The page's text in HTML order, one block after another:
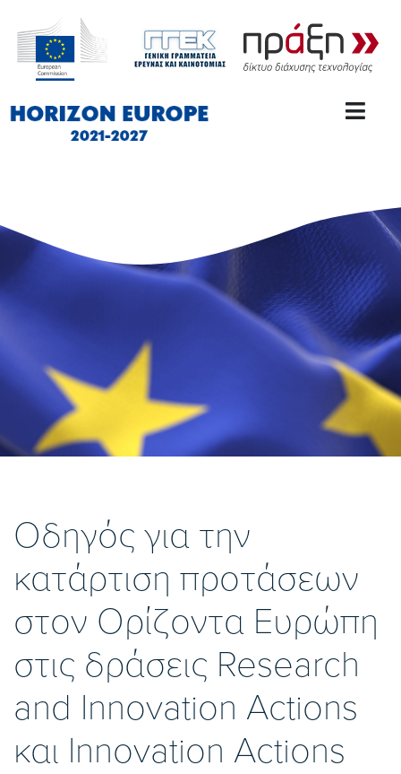
Οδηγός για την
κατάρτιση προτάσεων
στον Ορίζοντα Ευρώπη
στις δράσεις Research
and Innovation Actions
και Innovation Actions